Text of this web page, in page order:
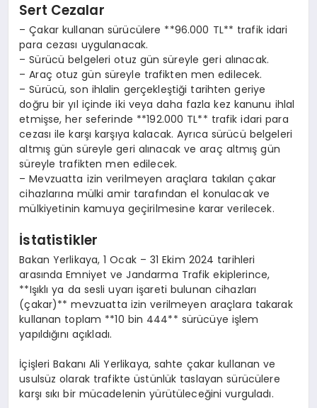
Sert Cezalar
– Çakar kullanan sürücülere **96.000 TL** trafik idari
para cezası uygulanacak.
– Sürücü belgeleri otuz gün süreyle geri alınacak.
– Araç otuz gün süreyle trafikten men edilecek.
– Sürücü, son ihlalin gerçekleştiği tarihten geriye
doğru bir yıl içinde iki veya daha fazla kez kanunu ihlal
etmişse, her seferinde **192.000 TL** trafik idari para
cezası ile karşı karşıya kalacak. Ayrıca sürücü belgeleri
altmış gün süreyle geri alınacak ve araç altmış gün
süreyle trafikten men edilecek.
– Mevzuatta izin verilmeyen araçlara takılan çakar
cihazlarına mülki amir tarafından el konulacak ve
mülkiyetinin kamuya geçirilmesine karar verilecek.
İstatistikler
Bakan Yerlikaya, 1 Ocak – 31 Ekim 2024 tarihleri
arasında Emniyet ve Jandarma Trafik ekiplerince,
**Işıklı ya da sesli uyarı işareti bulunan cihazları
(çakar)** mevzuatta izin verilmeyen araçlara takarak
kullanan toplam **10 bin 444** sürücüye işlem
yapıldığını açıkladı.
İçişleri Bakanı Ali Yerlikaya, sahte çakar kullanan ve
usulsüz olarak trafikte üstünlük taslayan sürücülere
karşı sıkı bir mücadelenin yürütüleceğini vurguladı.